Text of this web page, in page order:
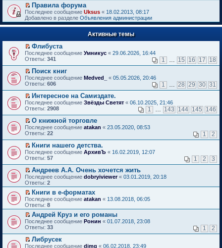
й
т
и
к
п
в
о
м
у
н
е
п
р
о
ч
и
т
а
н
н
о
м
у
с
о
о
б
щ
е
н
и
ю
П
е
р
е
т
и
к
п
р
в
о
м
у
н
е
п
р
о
ч
и
т
а
н
н
о
м
у
с
о
о
б
щ
е
н
и
ю
Правила форума
Последнее сообщение Uksus « 18.02.2013, 08:17
Добавлено в разделе Объявления администрации
Активные темы
П
е
е
й
т
и
к
п
е
р
в
о
м
у
н
е
п
р
о
ч
и
т
а
н
н
о
м
у
с
о
о
б
Флибуста
Последнее сообщение Умникус « 29.06.2026, 16:44
Ответы: 341 1 … 15 16 17 18
П
е
е
й
т
и
к
п
е
р
в
о
м
у
н
е
п
р
о
ч
и
т
а
н
н
о
м
у
Поиск книг
Последнее сообщение Medved_ « 05.05.2026, 20:46
Ответы: 606 1 … 28 29 30 31
П
е
е
й
т
и
к
п
е
р
в
о
м
у
н
е
п
р
о
ч
и
а
н
Интересное на Самиздате.
Последнее сообщение Звёзды Светят « 06.10.2025, 21:46
Ответы: 2908 1 … 143 144 145 146
П
е
е
й
т
и
к
п
е
р
в
о
м
у
н
е
п
р
о
ч
О книжной торговле
Последнее сообщение atakan « 23.05.2020, 08:53
Ответы: 22 1 2
П
е
е
й
т
и
п
е
р
в
о
м
у
н
е
Книги нашего детства.
Последнее сообщение АрхивЪ « 16.02.2019, 12:07
Ответы: 57 1 2 3
П
е
р
е
й
т
и
к
п
е
р
в
о
Андреев А.А. Очень хочется жить
Последнее сообщение dobryiviewer« 03.01.2019, 20:18
Ответы: 2
П
е
р
е
й
т
и
к
п
Книги в е-форматах
Последнее сообщение atakan « 13.08.2018, 06:05
Ответы: 8
П
е
е
й
Андрей Круз и его романы
Последнее сообщение Ронин « 01.07.2018, 23:08
Ответы: 33 1 2
П
Либрусек
Последнее сообщение dimg « 06.02.2018, 23:49